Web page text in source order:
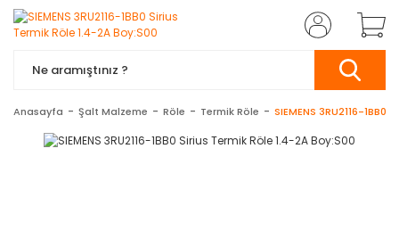
Anasayfa Şalt Malzeme Röle Termik Röle SIEMENS 3RU2116-